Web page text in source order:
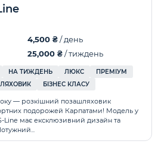
4,500 ₴/ день
25,000 ₴/ тиждень
НА ТИЖДЕНЬ ЛЮКС
ПРЕМІУМ
БІЗНЕС КЛАСУ
— розкішний позашляховик
подорожей Карпатами! Модель у
Line має ексклюзивний дизайн та